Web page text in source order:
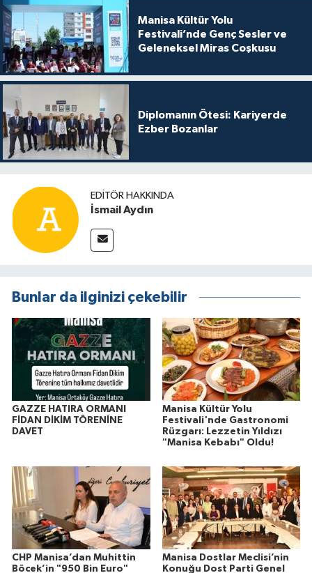
Manisa Kültür Yolu
Festivali’nde Genç Sesler ve
Geleneksel Miras Coşkusu
Diplomanın Ötesi: Kariyerde
Ezber Bozanlar
EDITÖR HAKKINDA
İsmail Aydın
Bunlar da ilginizi çekebilir
GAZZE HATIRA ORMANI
FİDAN DİKİM TÖRENİNE
DAVET
Manisa Kültür Yolu
Festivali'nde Gastronomi
Rüzgarı: Lezzetin Yıldızı
"Manisa Kebabı" Oldu!
CHP Manisa’dan Muhittin
Böcek’in "950 Bin Euro"
Manisa Dostlar Meclisi’nin
Konuğu Dost Parti Genel